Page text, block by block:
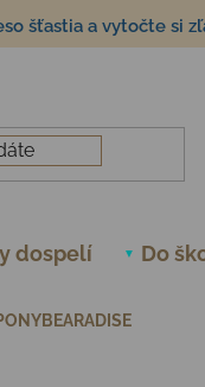
šťastia a vytočte si
dospelí Do